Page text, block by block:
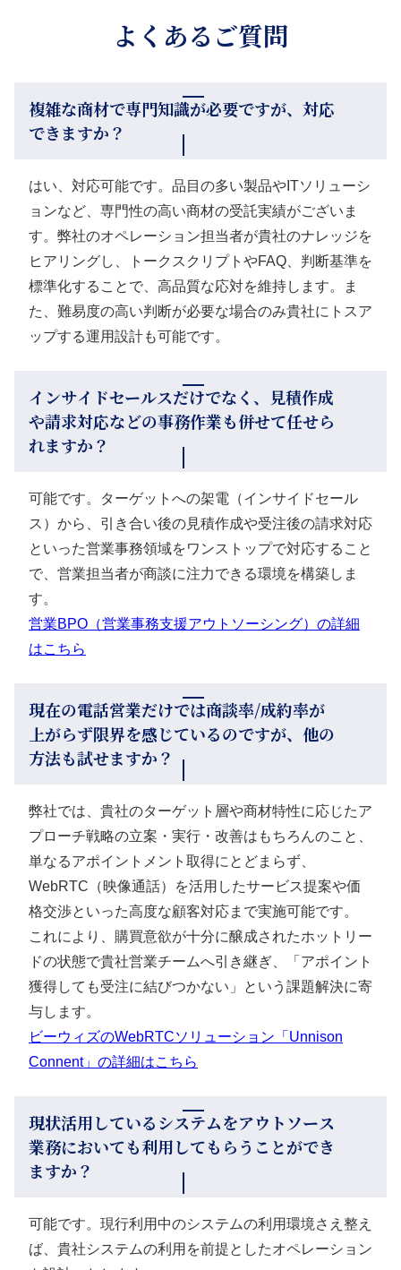
よくあるご質問
複雑な商材で専門知識が必要ですが、対応
できますか？
はい、対応可能です。品目の多い製品やITソリューシ
ョンなど、専門性の高い商材の受託実績がございま
す。弊社のオペレーション担当者が貴社のナレッジを
ヒアリングし、トークスクリプトやFAQ、判断基準を
標準化することで、高品質な応対を維持します。ま
た、難易度の高い判断が必要な場合のみ貴社にトスア
ップする運用設計も可能です。
インサイドセールスだけでなく、見積作成
や請求対応などの事務作業も併せて任せら
れますか？
可能です。ターゲットへの架電（インサイドセール
ス）から、引き合い後の見積作成や受注後の請求対応
といった営業事務領域をワンストップで対応すること
で、営業担当者が商談に注力できる環境を構築しま
す。
営業BPO（営業事務支援アウトソーシング）の詳細
はこちら
現在の電話営業だけでは商談率/成約率が
上がらず限界を感じているのですが、他の
方法も試せますか？
弊社では、貴社のターゲット層や商材特性に応じたア
プローチ戦略の立案・実行・改善はもちろんのこと、
単なるアポイントメント取得にとどまらず、
WebRTC（映像通話）を活用したサービス提案や価
格交渉といった高度な顧客対応まで実施可能です。
これにより、購買意欲が十分に醸成されたホットリー
ドの状態で貴社営業チームへ引き継ぎ、「アポイント
獲得しても受注に結びつかない」という課題解決に寄
与します。
ビーウィズのWebRTCソリューション「Unnison
Connent」の詳細はこちら
現状活用しているシステムをアウトソース
業務においても利用してもらうことができ
ますか？
可能です。現行利用中のシステムの利用環境さえ整え
ば、貴社システムの利用を前提としたオペレーション